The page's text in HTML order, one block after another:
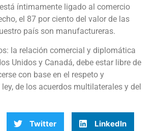
íntimamente ligado al comercio
el 87 por ciento del valor de las
país son manufactureras.
la relación comercial y diplomática
Unidos y Canadá, debe estar libre de
con base en el respeto y
de los acuerdos multilaterales y del
Twitter LinkedIn